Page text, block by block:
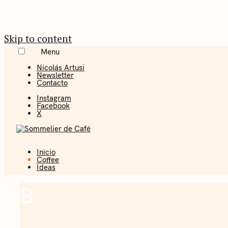
Skip to content
Menu
Nicolás Artusi
Newsletter
Contacto
Instagram
Facebook
X
Coffee + Ideas
Inicio
Coffee
Ideas